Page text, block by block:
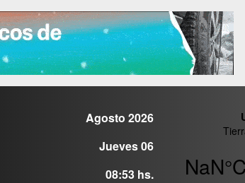
Agosto 2026
Jueves 06
08:53 hs.